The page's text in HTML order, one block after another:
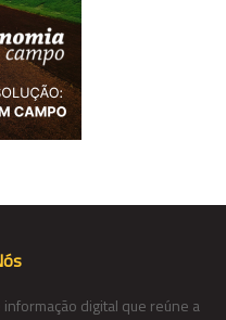
digital que reúne a